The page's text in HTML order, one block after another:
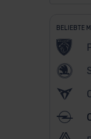
BELIEBTE